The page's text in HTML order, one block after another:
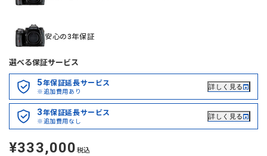
安心の3年保証
選べる保証サービス
5年保証延長サービス
※追加費用あり
詳しく見る
3年保証延長サービス
※追加費用なし
詳しく見る
定
価
¥333,000 税込